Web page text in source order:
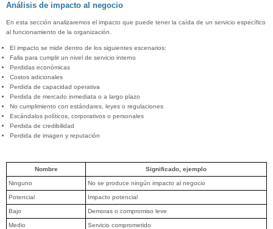
Análisis de impacto al negocio
En esta sección analizaremos el impacto que puede tener la caída de un servicio específico
al funcionamiento de la organización.
El impacto se mide dentro de los siguientes escenarios:
Falla para cumplir un nivel de servicio interno
Perdidas económicas
Costos adicionales
Perdida de capacidad operativa
Perdida de mercado inmediata o a largo plazo
No cumplimiento con estándares, leyes o regulaciones
Escándalos políticos, corporativos o personales
Perdida de credibilidad
Perdida de imagen y reputación
Nombre Significado, ejemplo
Ninguno No se produce ningún impacto al negocio
Potencial Impacto potencial
Bajo Demoras o compromiso leve
Medio Servicio comprometido